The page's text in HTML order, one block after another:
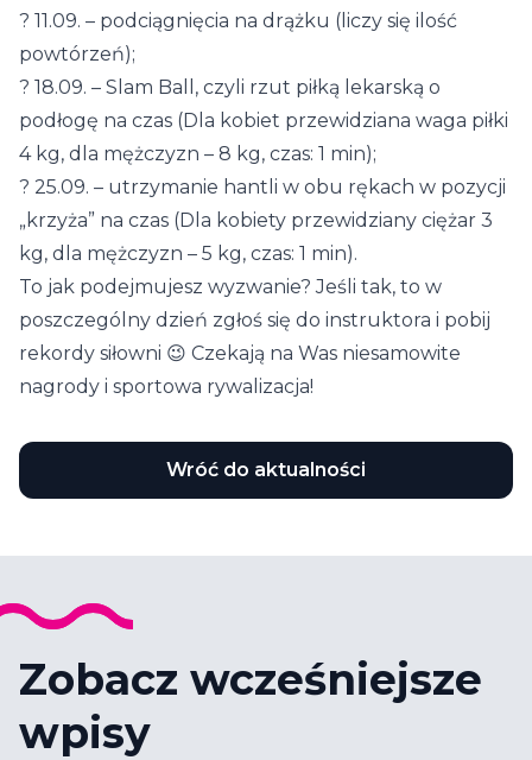
? 11.09. – podciągnięcia na drążku (liczy się ilość
powtórzeń);
? 18.09. – Slam Ball, czyli rzut piłką lekarską o
podłogę na czas (Dla kobiet przewidziana waga piłki
4 kg, dla mężczyzn – 8 kg, czas: 1 min);
? 25.09. – utrzymanie hantli w obu rękach w pozycji
„krzyża” na czas (Dla kobiety przewidziany ciężar 3
kg, dla mężczyzn – 5 kg, czas: 1 min).
To jak podejmujesz wyzwanie? Jeśli tak, to w
poszczególny dzień zgłoś się do instruktora i pobij
rekordy siłowni 😉 Czekają na Was niesamowite
nagrody i sportowa rywalizacja!
Wróć do aktualności
Zobacz wcześniejsze
wpisy